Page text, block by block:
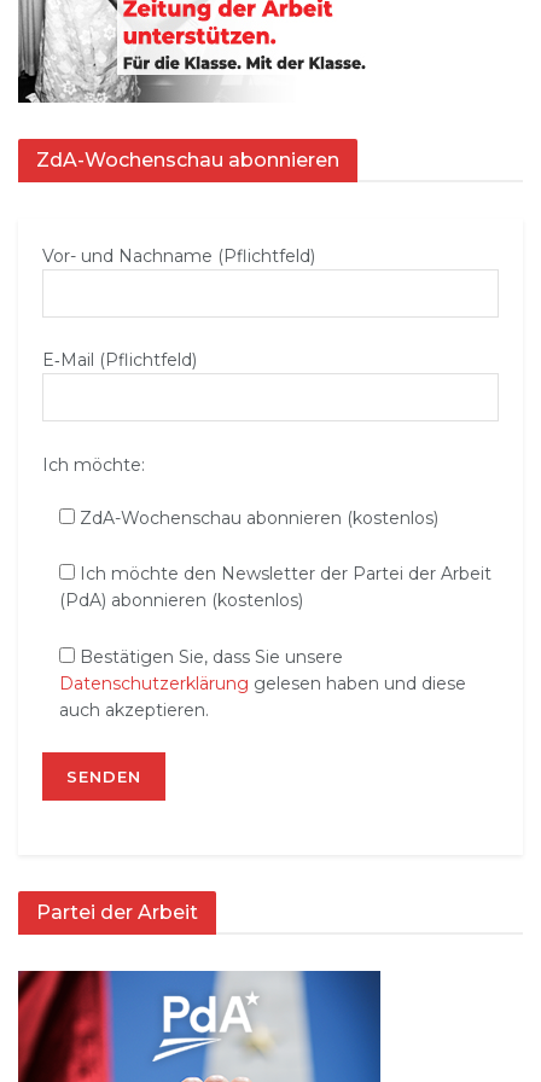
ZdA-Wochenschau abonnieren
Vor- und Nachname (Pflichtfeld)
E‑Mail (Pflichtfeld)
Ich möchte:
ZdA-Wochenschau abonnieren (kostenlos)
Ich möchte den Newsletter der Partei der Arbeit
(PdA) abonnieren (kostenlos)
Bestätigen Sie, dass Sie unsere
Datenschutzerklärung gelesen haben und diese
auch akzeptieren.
Partei der Arbeit